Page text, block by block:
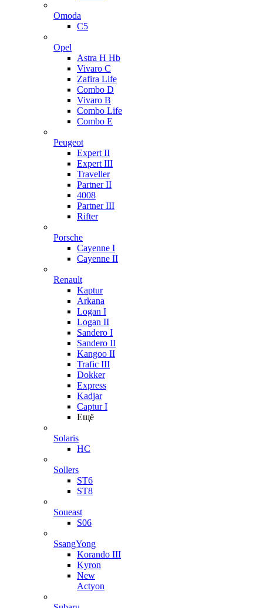
Omoda
C5
Opel
Astra H Hb
Vivaro C
Zafira Life
Combo D
Vivaro B
Combo Life
Combo E
Peugeot
Expert II
Expert III
Traveller
Partner II
4008
Partner III
Rifter
Porsche
Cayenne I
Cayenne II
Renault
Kaptur
Arkana
Logan I
Logan II
Sandero I
Sandero II
Kangoo II
Trafic III
Dokker
Express
Kadjar
Captur I
Ещё
Solaris
HC
Sollers
ST6
ST8
Soueast
S06
SsangYong
Korando III
Kyron
New
Actyon